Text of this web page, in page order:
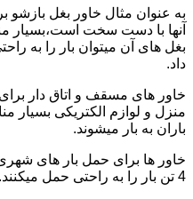
به عنوان مثال خاور بغل بازشو
آنها با دست سخت است،بسیار
بغل های آن میتوان بار را به
داد.
خاور های مسقف و اتاق دار
منزل و لوازم الکتریکی بسیار
باران به بار میشوند.
خاور ها برای حمل بار های
4 تن بار را به راحتی حمل میکنند.